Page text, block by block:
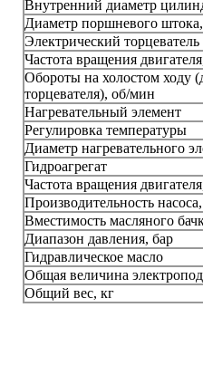
Внутренний диаметр
Диаметр поршневого
Электрический торцеватель
Частота вращения
Обороты на холостом ходу
торцевателя), об/мин
Нагревательный элемент
Регулировка температуры
Диаметр нагревательного
Гидроагрегат
Частота вращения
Производительность
Вместимость масляного
Диапазон давления, бар
Гидравлическое масло
Общая величина
Общий вес, кг